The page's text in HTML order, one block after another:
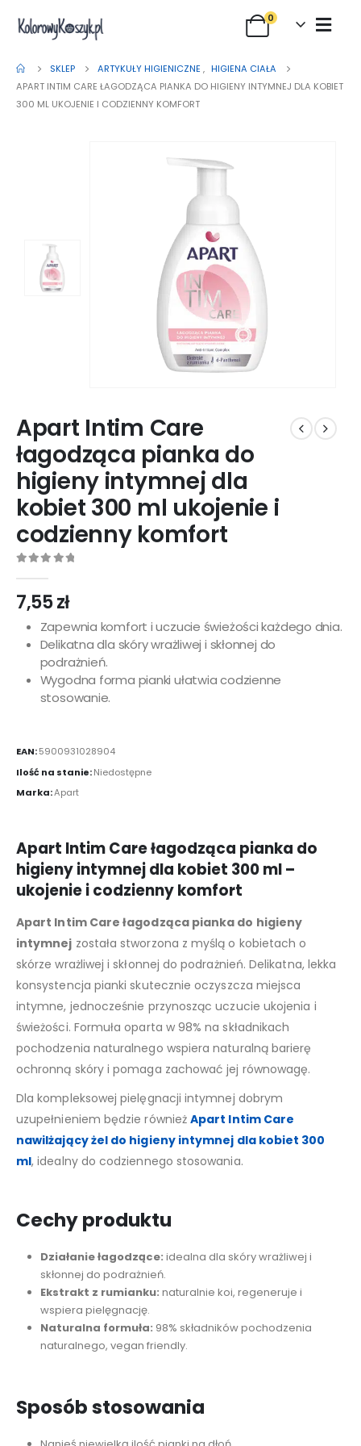
0
SKLEP ARTYKUŁY HIGIENICZNE , HIGIENA CIAŁA
APART INTIM CARE ŁAGODZĄCA PIANKA DO HIGIENY INTYMNEJ DLA KOBIET
300 ML UKOJENIE I CODZIENNY KOMFORT
Apart Intim Care
łagodząca pianka do
higieny intymnej dla
kobiet 300 ml ukojenie i
codzienny komfort
7,55zł
Zapewnia komfort i uczucie świeżości każdego dnia.
Delikatna dla skóry wrażliwej i skłonnej do
podrażnień.
Wygodna forma pianki ułatwia codzienne
stosowanie.
EAN:5900931028904
Ilość na stanie:Niedostępne
Marka:Apart
Apart Intim Care łagodząca pianka do
higieny intymnej dla kobiet 300 ml –
ukojenie i codzienny komfort
Apart Intim Care łagodząca pianka do higieny
intymnej została stworzona z myślą o kobietach o
skórze wrażliwej i skłonnej do podrażnień. Delikatna, lekka
konsystencja pianki skutecznie oczyszcza miejsca
intymne, jednocześnie przynosząc uczucie ukojenia i
świeżości. Formuła oparta w 98% na składnikach
pochodzenia naturalnego wspiera naturalną barierę
ochronną skóry i pomaga zachować jej równowagę.
Dla kompleksowej pielęgnacji intymnej dobrym
uzupełnieniem będzie równieżApart Intim Care
nawilżający żel do higieny intymnej dla kobiet 300
ml, idealny do codziennego stosowania.
Cechy produktu
Działanie łagodzące: idealna dla skóry wrażliwej i
skłonnej do podrażnień.
Ekstrakt z rumianku: naturalnie koi, regeneruje i
wspiera pielęgnację.
Naturalna formuła: 98% składników pochodzenia
naturalnego, vegan friendly.
Sposób stosowania